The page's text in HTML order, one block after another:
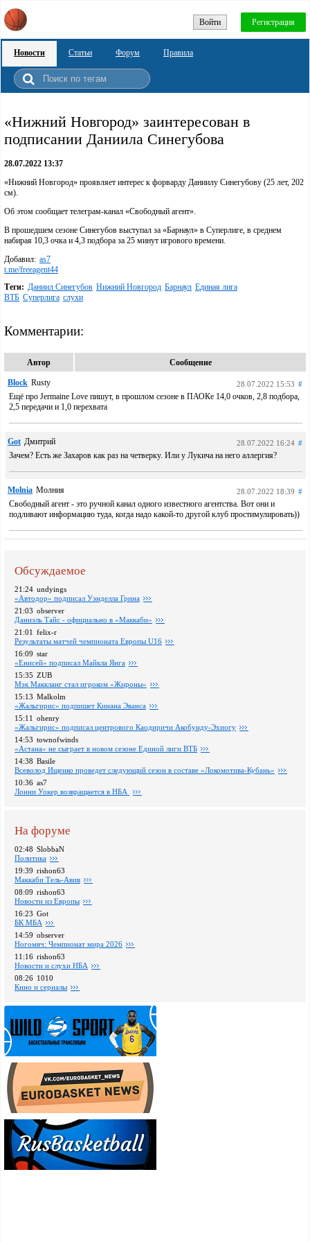
Войти Регистрация
Новости Статьи Форум Правила
«Нижний Новгород» заинтересован в
подписании Даниила Синегубова
28.07.2022 13:37
«Нижний Новгород» проявляет интерес к форварду Даниилу Синегубову (25 лет, 202
см).
Об этом сообщает телеграм-канал «Свободный агент».
В прошедшем сезоне Синегубов выступал за «Барнаул» в Суперлиге, в среднем
набирая 10,3 очка и 4,3 подбора за 25 минут игрового времени.
Добавил: as7
t.me/freeagent44
Теги: Даниил Синегубов Нижний Новгород Барнаул Единая лига
ВТБ Суперлига слухи
Комментарии:
Автор Сообщение
Block Rusty 28.07.2022 15:53 #
Ещё про Jermaine Love пишут, в прошлом сезоне в ПАОКе 14,0 очков, 2,8 подбора,
2,5 передачи и 1,0 перехвата
Got Дмитрий 28.07.2022 16:24 #
Зачем? Есть же Захаров как раз на четверку. Или у Лукича на него аллергия?
Molnia Молния 28.07.2022 18:39 #
Свободный агент - это ручной канал одного известного агентства. Вот они и
подливают информацию туда, когда надо какой-то другой клуб простимулировать))
Обсуждаемое
21:24 undyings
«Автодор» подписал Уэнделла Грина
21:03 observer
Даниэль Тайс - официально в «Маккаби»
21:01 felix-r
Pезультаты матчей чемпионата Европы U16
16:09 star
«Енисей» подписал Майкла Янга
15:35 ZUB
Мэк Маккланг стал игроком «Жироны»
15:13 Malkolm
«Жальгирис» подпишет Кинана Эванса
15:11 ohenry
«Жальгирис» подписал центрового Каодиричи Акобунду-Эхиогу
14:53 townofwinds
«Астана» не сыграет в новом сезоне Единой лиги ВТБ
14:38 Basile
Всеволод Ищенко проведет следующий сезон в составе «Локомотива-Кубань»
10:36 as7
Лонни Уокер возвращается в НБА
На форуме
02:48 SlobbaN
Политика
19:39 rishon63
Маккаби Тель-Авив
08:09 rishon63
Новости из Европы
16:23 Got
БК МБА
14:59 observer
Ногомяч: Чемпионат мира 2026
11:16 rishon63
Новости и слухи НБА
08:26 1010
Кино и сериалы